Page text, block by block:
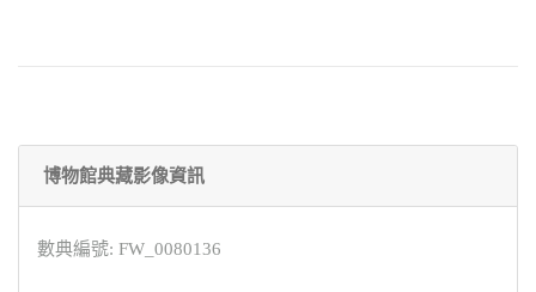
博物館典藏影像資訊
數典編號: FW_0080136